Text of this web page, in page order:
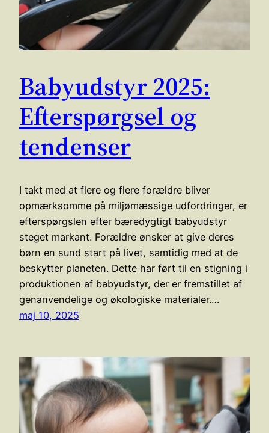
Babyudstyr 2025:
Efterspørgsel og
tendenser
I takt med at flere og flere forældre bliver
opmærksomme på miljømæssige udfordringer, er
efterspørgslen efter bæredygtigt babyudstyr
steget markant. Forældre ønsker at give deres
børn en sund start på livet, samtidig med at de
beskytter planeten. Dette har ført til en stigning i
produktionen af babyudstyr, der er fremstillet af
genanvendelige og økologiske materialer.…
maj 10, 2025